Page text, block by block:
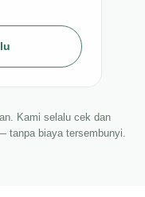
Kami selalu cek dan
tanpa biaya tersembunyi.